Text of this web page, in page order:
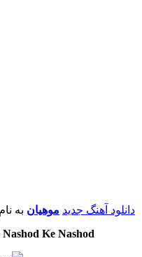
دانلود آهنگ جدید موهیان به نام
Nashod Ke Nashod